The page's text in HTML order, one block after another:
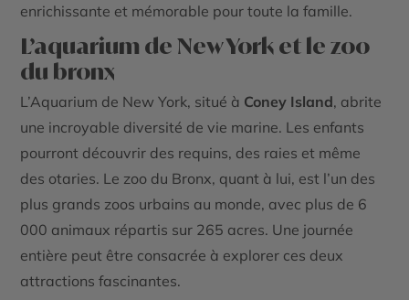
enrichissante et mémorable pour toute la famille.
L’aquarium de New York et le zoo
du bronx
L’Aquarium de New York, situé à Coney Island, abrite
une incroyable diversité de vie marine. Les enfants
pourront découvrir des requins, des raies et même
des otaries. Le zoo du Bronx, quant à lui, est l’un des
plus grands zoos urbains au monde, avec plus de 6
000 animaux répartis sur 265 acres. Une journée
entière peut être consacrée à explorer ces deux
attractions fascinantes.